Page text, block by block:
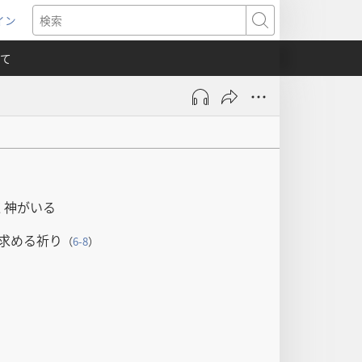
ン
検
索
がいる
める祈り
（6-8）